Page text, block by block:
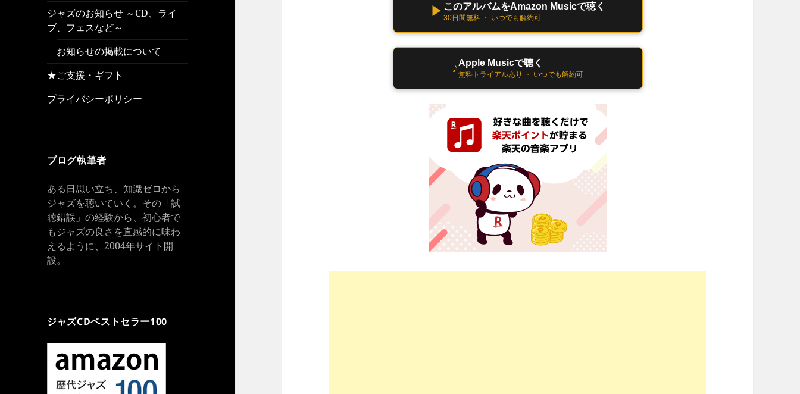
ジャズのお知らせ ～CD、ライ
ブ、フェスなど～
お知らせの掲載について
★ご支援・ギフト
プライバシーポリシー
ブログ執筆者
ある日思い立ち、知識ゼロから
ジャズを聴いていく。その「試
聴錯誤」の経験から、初心者で
もジャズの良さを直感的に味わ
えるように、2004年サイト開
設。
ジャズCDベストセラー100
▶ このアルバムをAmazon Musicで聴く
30日間無料 ・ いつでも解約可
♪Apple Musicで聴く
無料トライアルあり ・ いつでも解約可